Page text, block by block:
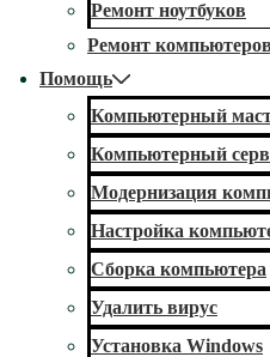
Ремонт ноутбуков
Ремонт компьютеров
Помощь
Компьютерный
Компьютерный
Модернизация
Настройка
Сборка компьютера
Удалить вирус
Установка Windows